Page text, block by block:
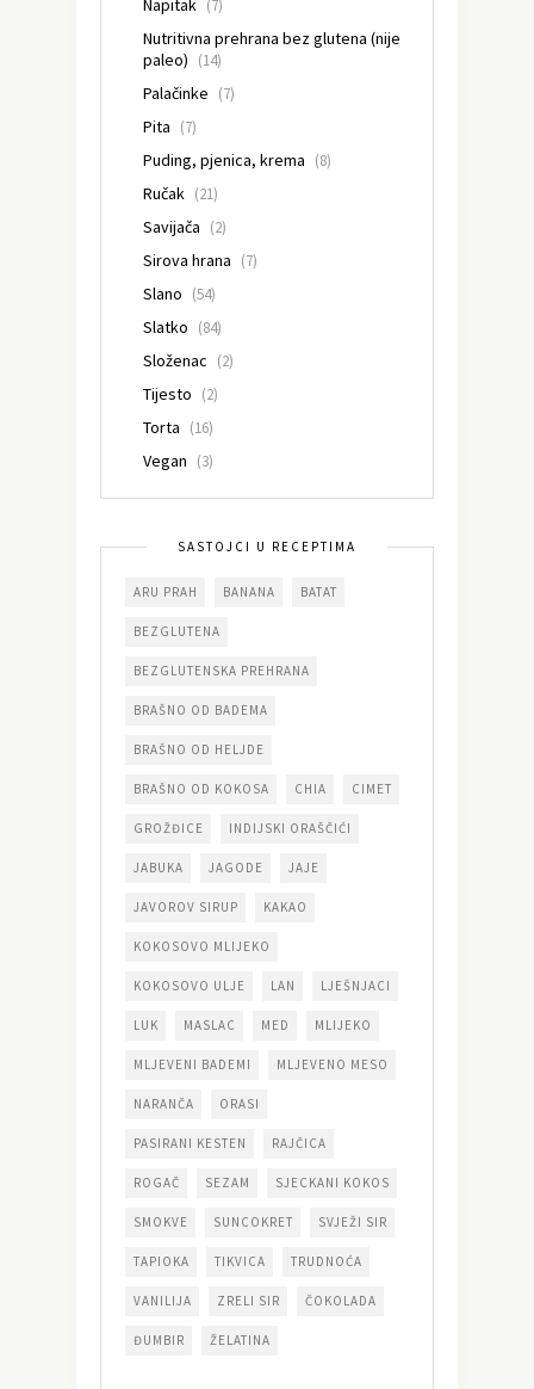
Napitak (7)
Nutritivna prehrana bez glutena (nije
paleo) (14)
Palačinke (7)
Pita (7)
Puding, pjenica, krema (8)
Ručak (21)
Savijača (2)
Sirova hrana (7)
Slano (54)
Slatko (84)
Složenac (2)
Tijesto (2)
Torta (16)
Vegan (3)
SASTOJCI U RECEPTIMA
ARU PRAH BANANA BATAT
BEZGLUTENA
BEZGLUTENSKA PREHRANA
BRAŠNO OD BADEMA
BRAŠNO OD HELJDE
BRAŠNO OD KOKOSA CHIA CIMET
GROŽĐICE INDIJSKI ORAŠČIĆI
JABUKA JAGODE JAJE
JAVOROV SIRUP KAKAO
KOKOSOVO MLIJEKO
KOKOSOVO ULJE LAN LJEŠNJACI
LUK MASLAC MED MLIJEKO
MLJEVENI BADEMI MLJEVENO MESO
NARANČA ORASI
PASIRANI KESTEN RAJČICA
ROGAČ SEZAM SJECKANI KOKOS
SMOKVE SUNCOKRET SVJEŽI SIR
TAPIOKA TIKVICA TRUDNOĆA
VANILIJA ZRELI SIR ČOKOLADA
ĐUMBIR ŽELATINA